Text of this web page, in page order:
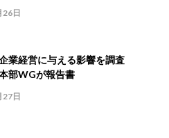
日
業経営に与える影響を調査
部WGが報告書
日